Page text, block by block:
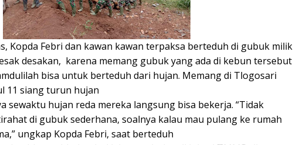
Kopda Febri dan kawan kawan terpaksa berteduh di gubuk milik
desakan, karena memang gubuk yang ada di kebun tersebut
bisa untuk berteduh dari hujan. Memang di Tlogosari
11 siang turun hujan
sewaktu hujan reda mereka langsung bisa bekerja. “Tidak
di gubuk sederhana, soalnya kalau mau pulang ke rumah
ungkap Kopda Febri, saat berteduh